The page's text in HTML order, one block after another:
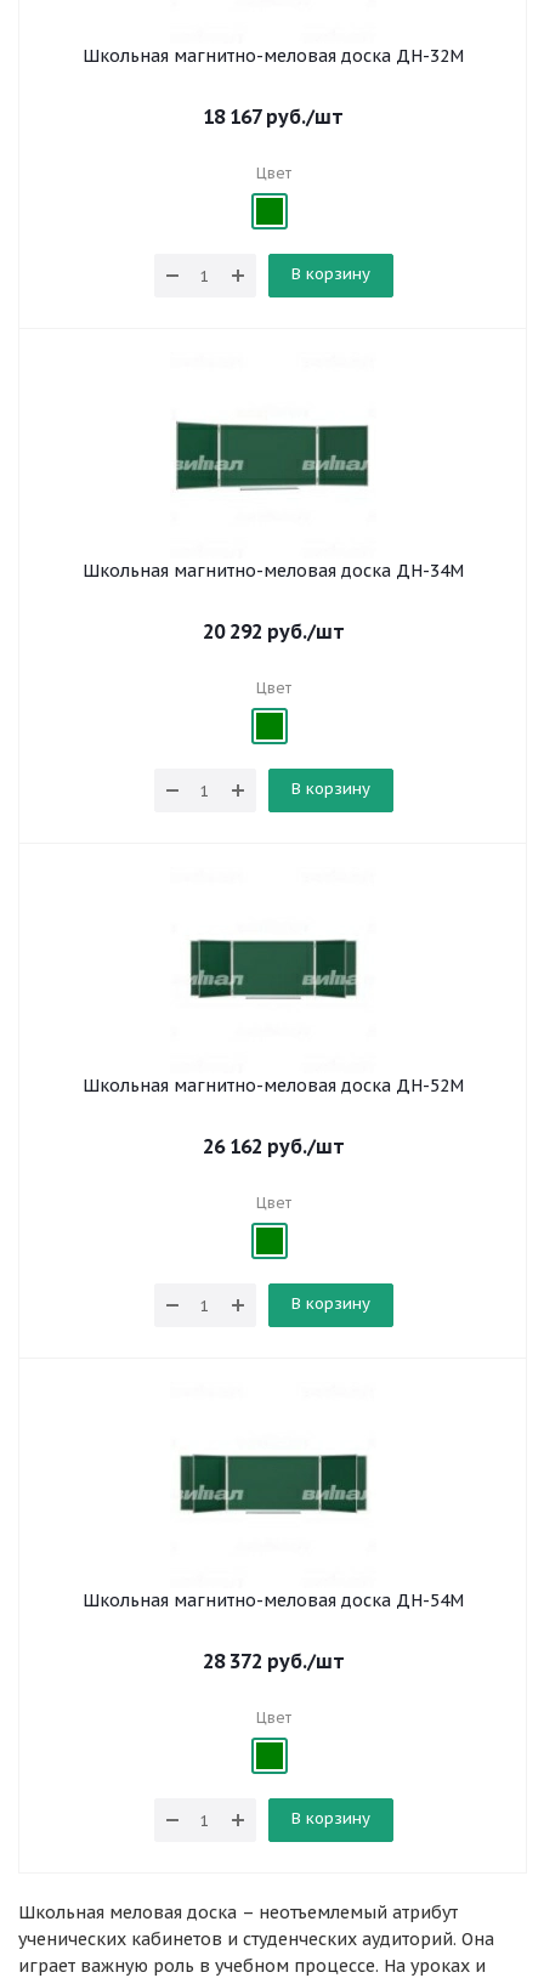
Школьная магнитно-меловая доска ДН-32М
18 167руб./шт
Цвет
В корзину
Школьная магнитно-меловая доска ДН-34М
20 292 руб./шт
Цвет
В корзину
Школьная магнитно-меловая доска ДН-52М
26 162 руб./шт
Цвет
В корзину
Школьная магнитно-меловая доска ДН-54М
28 372 руб./шт
Цвет
В корзину
Школьная меловая доска – неотъемлемый атрибут
ученических кабинетов и студенческих аудиторий. Она
играет важную роль в учебном процессе. На уроках и